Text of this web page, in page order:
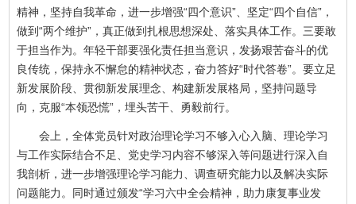
精神，坚持自我革命，进一步增强“四个意识”、坚定“四个自信”，
做到“两个维护”，真正做到扎根思想深处、落实具体工作。三要敢
于担当作为。年轻干部要强化责任担当意识，发扬艰苦奋斗的优
良传统，保持永不懈怠的精神状态，奋力答好“时代答卷”。要立足
新发展阶段、贯彻新发展理念、构建新发展格局，坚持问题导
向，克服“本领恐慌”，埋头苦干、勇毅前行。
会上，全体党员针对政治理论学习不够入心入脑、理论学习
与工作实际结合不足、党史学习内容不够深入等问题进行深入自
我剖析，进一步增强理论学习能力、调查研究能力以及解决实际
问题能力。同时通过颁发“学习六中全会精神，助力康复事业发